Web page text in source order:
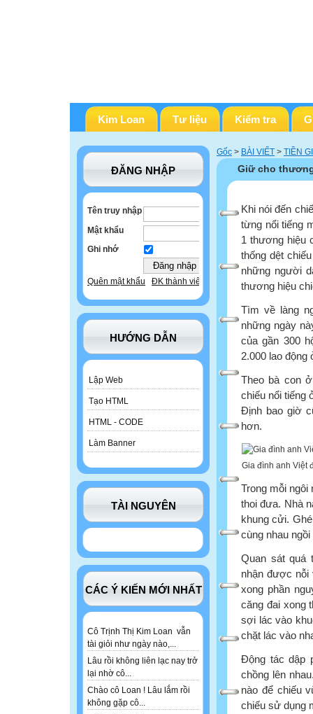
Kim Loan Tư liệu Kiểm tra
ĐĂNG NHẬP
Tên truy nhập
Mật khẩu
Ghi nhớ
Quên mật khẩu ĐK thành viên
HƯỚNG DẪN
Lập Web
Tạo HTML
HTML - CODE
Làm Banner
TÀI NGUYÊN
CÁC Ý KIẾN MỚI NHẤT
Cô Trịnh Thị Kim Loan vẫn
tài giỏi như ngày nào,...
Lâu rồi không liên lạc nay trở
lại nhờ cô...
Chào cô Loan ! Lâu lắm rồi
không gặp cô...
Gốc > BÀI VIẾT > TIỀN
Giữ cho
Khi nói đến
từng nổi tiếng
1 thương hiệu
thống dệt
những người
thương hiệu
Tìm về làng
những ngày
của gần 300
2.000 lao động
Theo bà con
chiếu nổi tiếng
Định bao giờ
hơn.
Gia đình anh Việt
Trong mỗi ngôi
thoi đưa. Nhà
khung cửi.
cùng nhau
Quan sát quá
nhận được nỗi
xong phần
căng đai xong
sợi lác vào
chặt lác vào
Động tác dập
chồng lên
nào để chiếu
chiếu sử dụng